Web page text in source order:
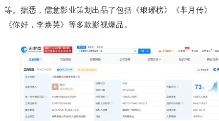
等。据悉，儒意影业策划出品了包括《琅琊榜》《芈月传》
《你好，李焕英》等多款影视爆品。